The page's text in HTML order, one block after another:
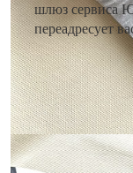
шлюз сервиса
переадресует